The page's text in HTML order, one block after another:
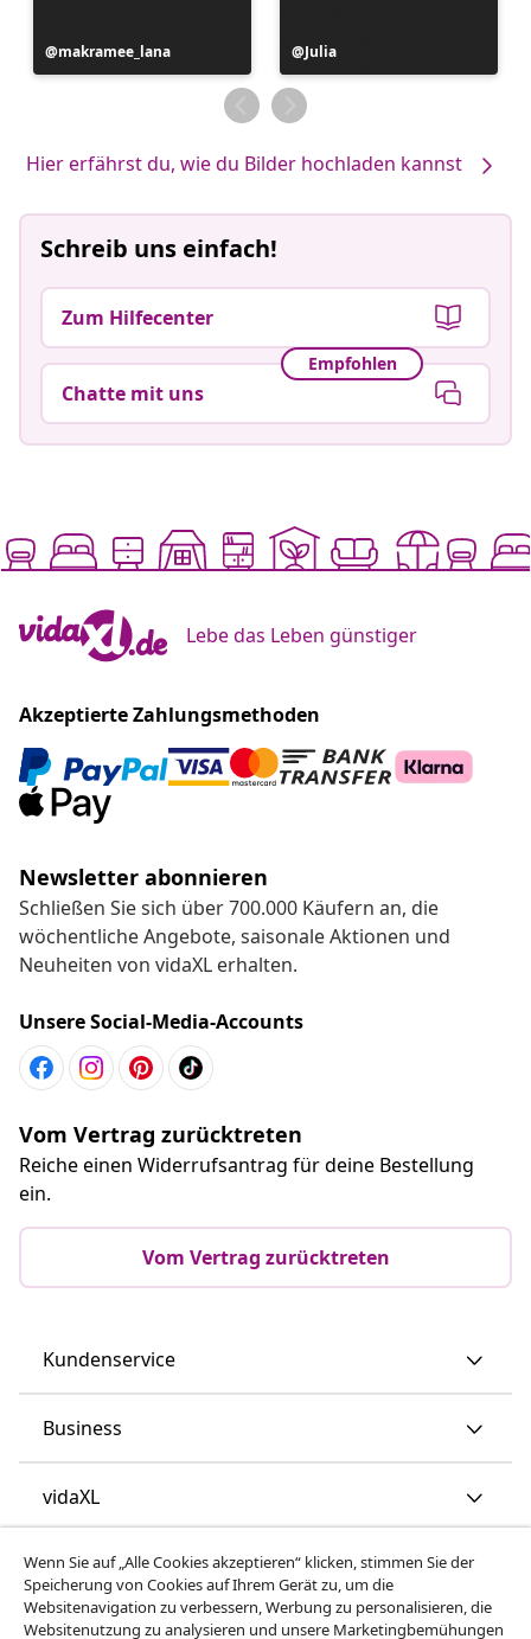
Beitrag
veröffentlicht
makramee_lana
Beitrag
veröffentlicht
von
Julia
Hier erfährst du, wie du Bilder hochladen kannst
Schreib uns einfach!
Zum Hilfecenter
Empfohlen
Chatte mit uns
Lebe das Leben günstiger
Akzeptierte Zahlungsmethoden
Newsletter abonnieren
Schließen Sie sich über 700.000 Käufern an, die
wöchentliche Angebote, saisonale Aktionen und
Neuheiten von vidaXL erhalten.
Unsere Social-Media-Accounts
Vom Vertrag zurücktreten
Reiche einen Widerrufsantrag für deine Bestellung
ein.
Vom Vertrag zurücktreten
Kundenservice
Business
vidaXL
Mehr entdecken
Wenn Sie auf „Alle Cookies akzeptieren“ klicken, stimmen Sie der
Speicherung von Cookies auf Ihrem Gerät zu, um die
Websitenavigation zu verbessern, Werbung zu personalisieren, die
Websitenutzung zu analysieren und unsere Marketingbemühungen